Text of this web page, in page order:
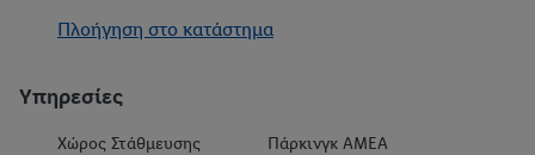
Πλοήγηση στο κατάστημα
Υπηρεσίες
Χώρος Στάθμευσης
Πάρκινγκ ΑΜΕΑ